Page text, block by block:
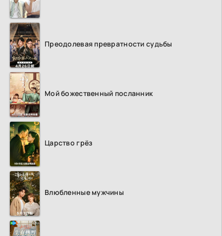
Преодолевая превратности судьбы
Мой божественный посланник
Царство грёз
Влюбленные мужчины